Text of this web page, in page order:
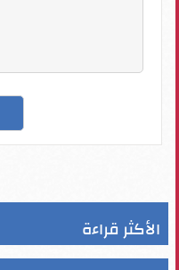
الأكثر قراءة